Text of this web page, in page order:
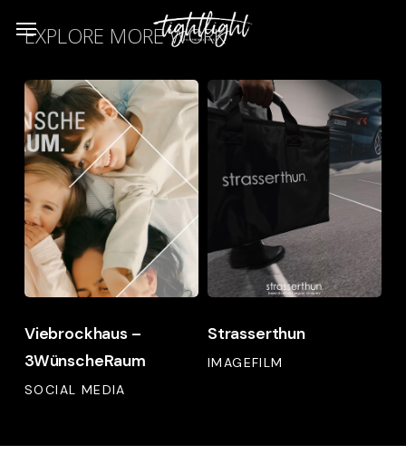
content
Menu
EXPLORE MORE WORK
Viebrockhaus
–
3WünscheRaum
–
3WünscheRaum
SOCIAL MEDIA
Viebrockhaus –
3WünscheRaum
Strasserthun
IMAGEFILM
Strasserthun